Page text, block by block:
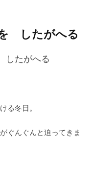
したがへる
たがへる
る冬日。
ぐんぐんと迫ってきま